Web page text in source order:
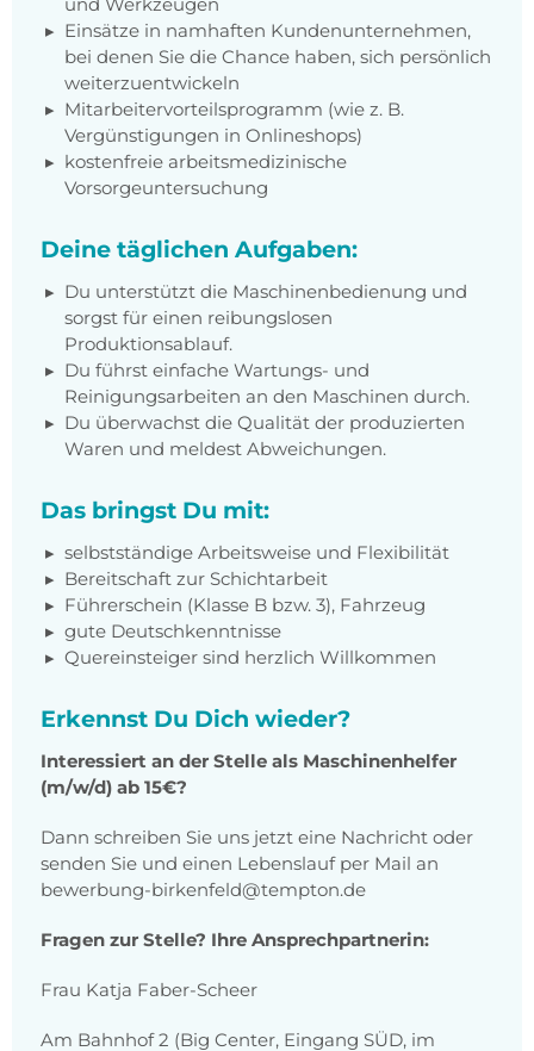
und Werkzeugen
Einsätze in namhaften Kundenunternehmen,
bei denen Sie die Chance haben, sich persönlich
weiterzuentwickeln
Mitarbeitervorteilsprogramm (wie z. B.
Vergünstigungen in Onlineshops)
kostenfreie arbeitsmedizinische
Vorsorgeuntersuchung
Deine täglichen Aufgaben:
Du unterstützt die Maschinenbedienung und
sorgst für einen reibungslosen
Produktionsablauf.
Du führst einfache Wartungs- und
Reinigungsarbeiten an den Maschinen durch.
Du überwachst die Qualität der produzierten
Waren und meldest Abweichungen.
Das bringst Du mit:
selbstständige Arbeitsweise und Flexibilität
Bereitschaft zur Schichtarbeit
Führerschein (Klasse B bzw. 3), Fahrzeug
gute Deutschkenntnisse
Quereinsteiger sind herzlich Willkommen
Erkennst Du Dich wieder?
Interessiert an der Stelle als Maschinenhelfer
(m/w/d) ab 15€?
Dann schreiben Sie uns jetzt eine Nachricht oder
senden Sie und einen Lebenslauf per Mail an
bewerbung-birkenfeld@tempton.de
Fragen zur Stelle? Ihre Ansprechpartnerin:
Frau Katja Faber-Scheer
Am Bahnhof 2 (Big Center, Eingang SÜD, im